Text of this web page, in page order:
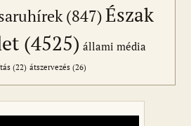
(847)Észak
(4525) állami média
(22) átszervezés (26)